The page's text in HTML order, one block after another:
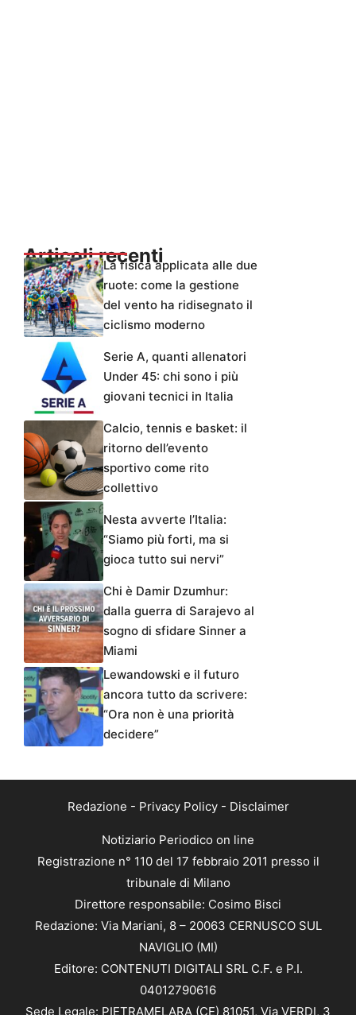
Articoli recentiLa fisica applicata alle due
ruote: come la gestione
del vento ha ridisegnato il
ciclismo moderno
Serie A, quanti allenatori
Under 45: chi sono i più
giovani tecnici in Italia
Calcio, tennis e basket: il
ritorno dell’evento
sportivo come rito
collettivo
Nesta avverte l’Italia:
“Siamo più forti, ma si
gioca tutto sui nervi”
Chi è Damir Dzumhur:
dalla guerra di Sarajevo al
sogno di sfidare Sinner a
Miami
Lewandowski e il futuro
ancora tutto da scrivere:
“Ora non è una priorità
decidere”
Redazione - Privacy Policy- Disclaimer
Notiziario Periodico on line
Registrazione n° 110 del 17 febbraio 2011 presso il
tribunale di Milano
Direttore responsabile: Cosimo Bisci
Redazione: Via Mariani, 8 – 20063 CERNUSCO SUL
NAVIGLIO (MI)
Editore: CONTENUTI DIGITALI SRL C.F. e P.I.
04012790616
Sede Legale: PIETRAMELARA (CE) 81051, Via VERDI, 3